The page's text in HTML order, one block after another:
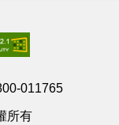
011765
所有